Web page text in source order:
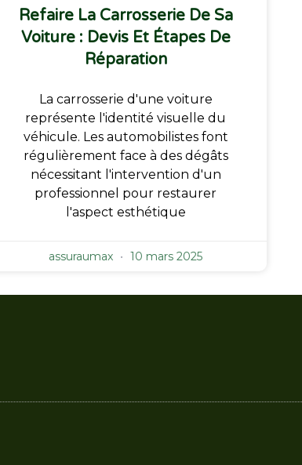
Refaire La Carrosserie De Sa
Voiture : Devis Et Étapes De
Réparation
La carrosserie d'une voiture
représente l'identité visuelle du
véhicule. Les automobilistes font
régulièrement face à des dégâts
nécessitant l'intervention d'un
professionnel pour restaurer
l'aspect esthétique
assuraumax 10 mars 2025